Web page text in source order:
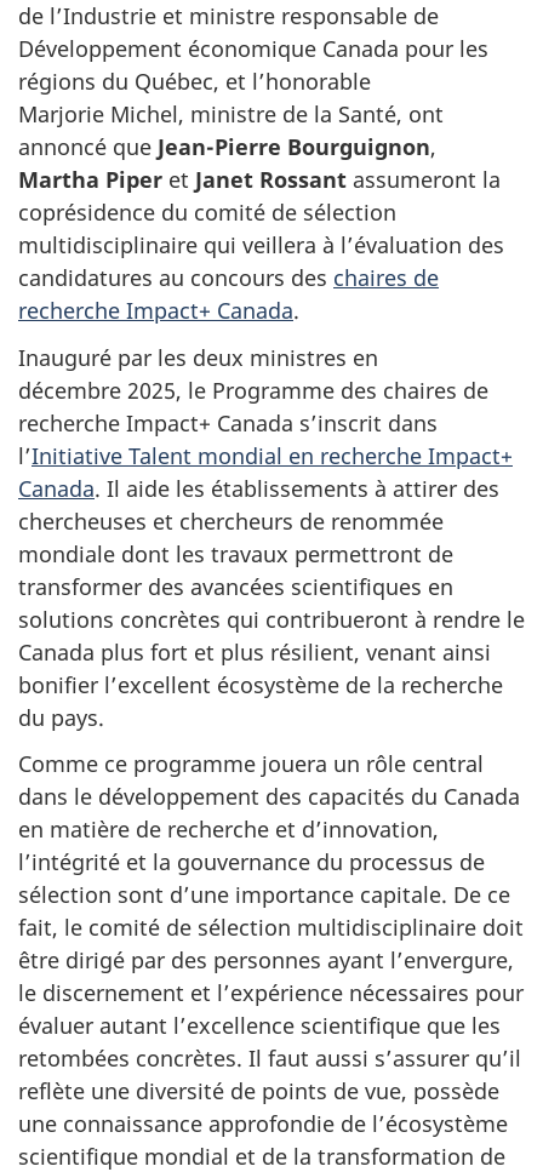
de l’Industrie et ministre responsable de
Développement économique Canada pour les
régions du Québec, et l’honorable
Marjorie Michel, ministre de la Santé, ont
annoncé que Jean-Pierre Bourguignon,
Martha Piper et Janet Rossant assumeront la
coprésidence du comité de sélection
multidisciplinaire qui veillera à l’évaluation des
candidatures au concours des chaires de
recherche Impact+ Canada.
Inauguré par les deux ministres en
décembre 2025, le Programme des chaires de
recherche Impact+ Canada s’inscrit dans
l’Initiative Talent mondial en recherche Impact+
Canada. Il aide les établissements à attirer des
chercheuses et chercheurs de renommée
mondiale dont les travaux permettront de
transformer des avancées scientifiques en
solutions concrètes qui contribueront à rendre le
Canada plus fort et plus résilient, venant ainsi
bonifier l’excellent écosystème de la recherche
du pays.
Comme ce programme jouera un rôle central
dans le développement des capacités du Canada
en matière de recherche et d’innovation,
l’intégrité et la gouvernance du processus de
sélection sont d’une importance capitale. De ce
fait, le comité de sélection multidisciplinaire doit
être dirigé par des personnes ayant l’envergure,
le discernement et l’expérience nécessaires pour
évaluer autant l’excellence scientifique que les
retombées concrètes. Il faut aussi s’assurer qu’il
reflète une diversité de points de vue, possède
une connaissance approfondie de l’écosystème
scientifique mondial et de la transformation de